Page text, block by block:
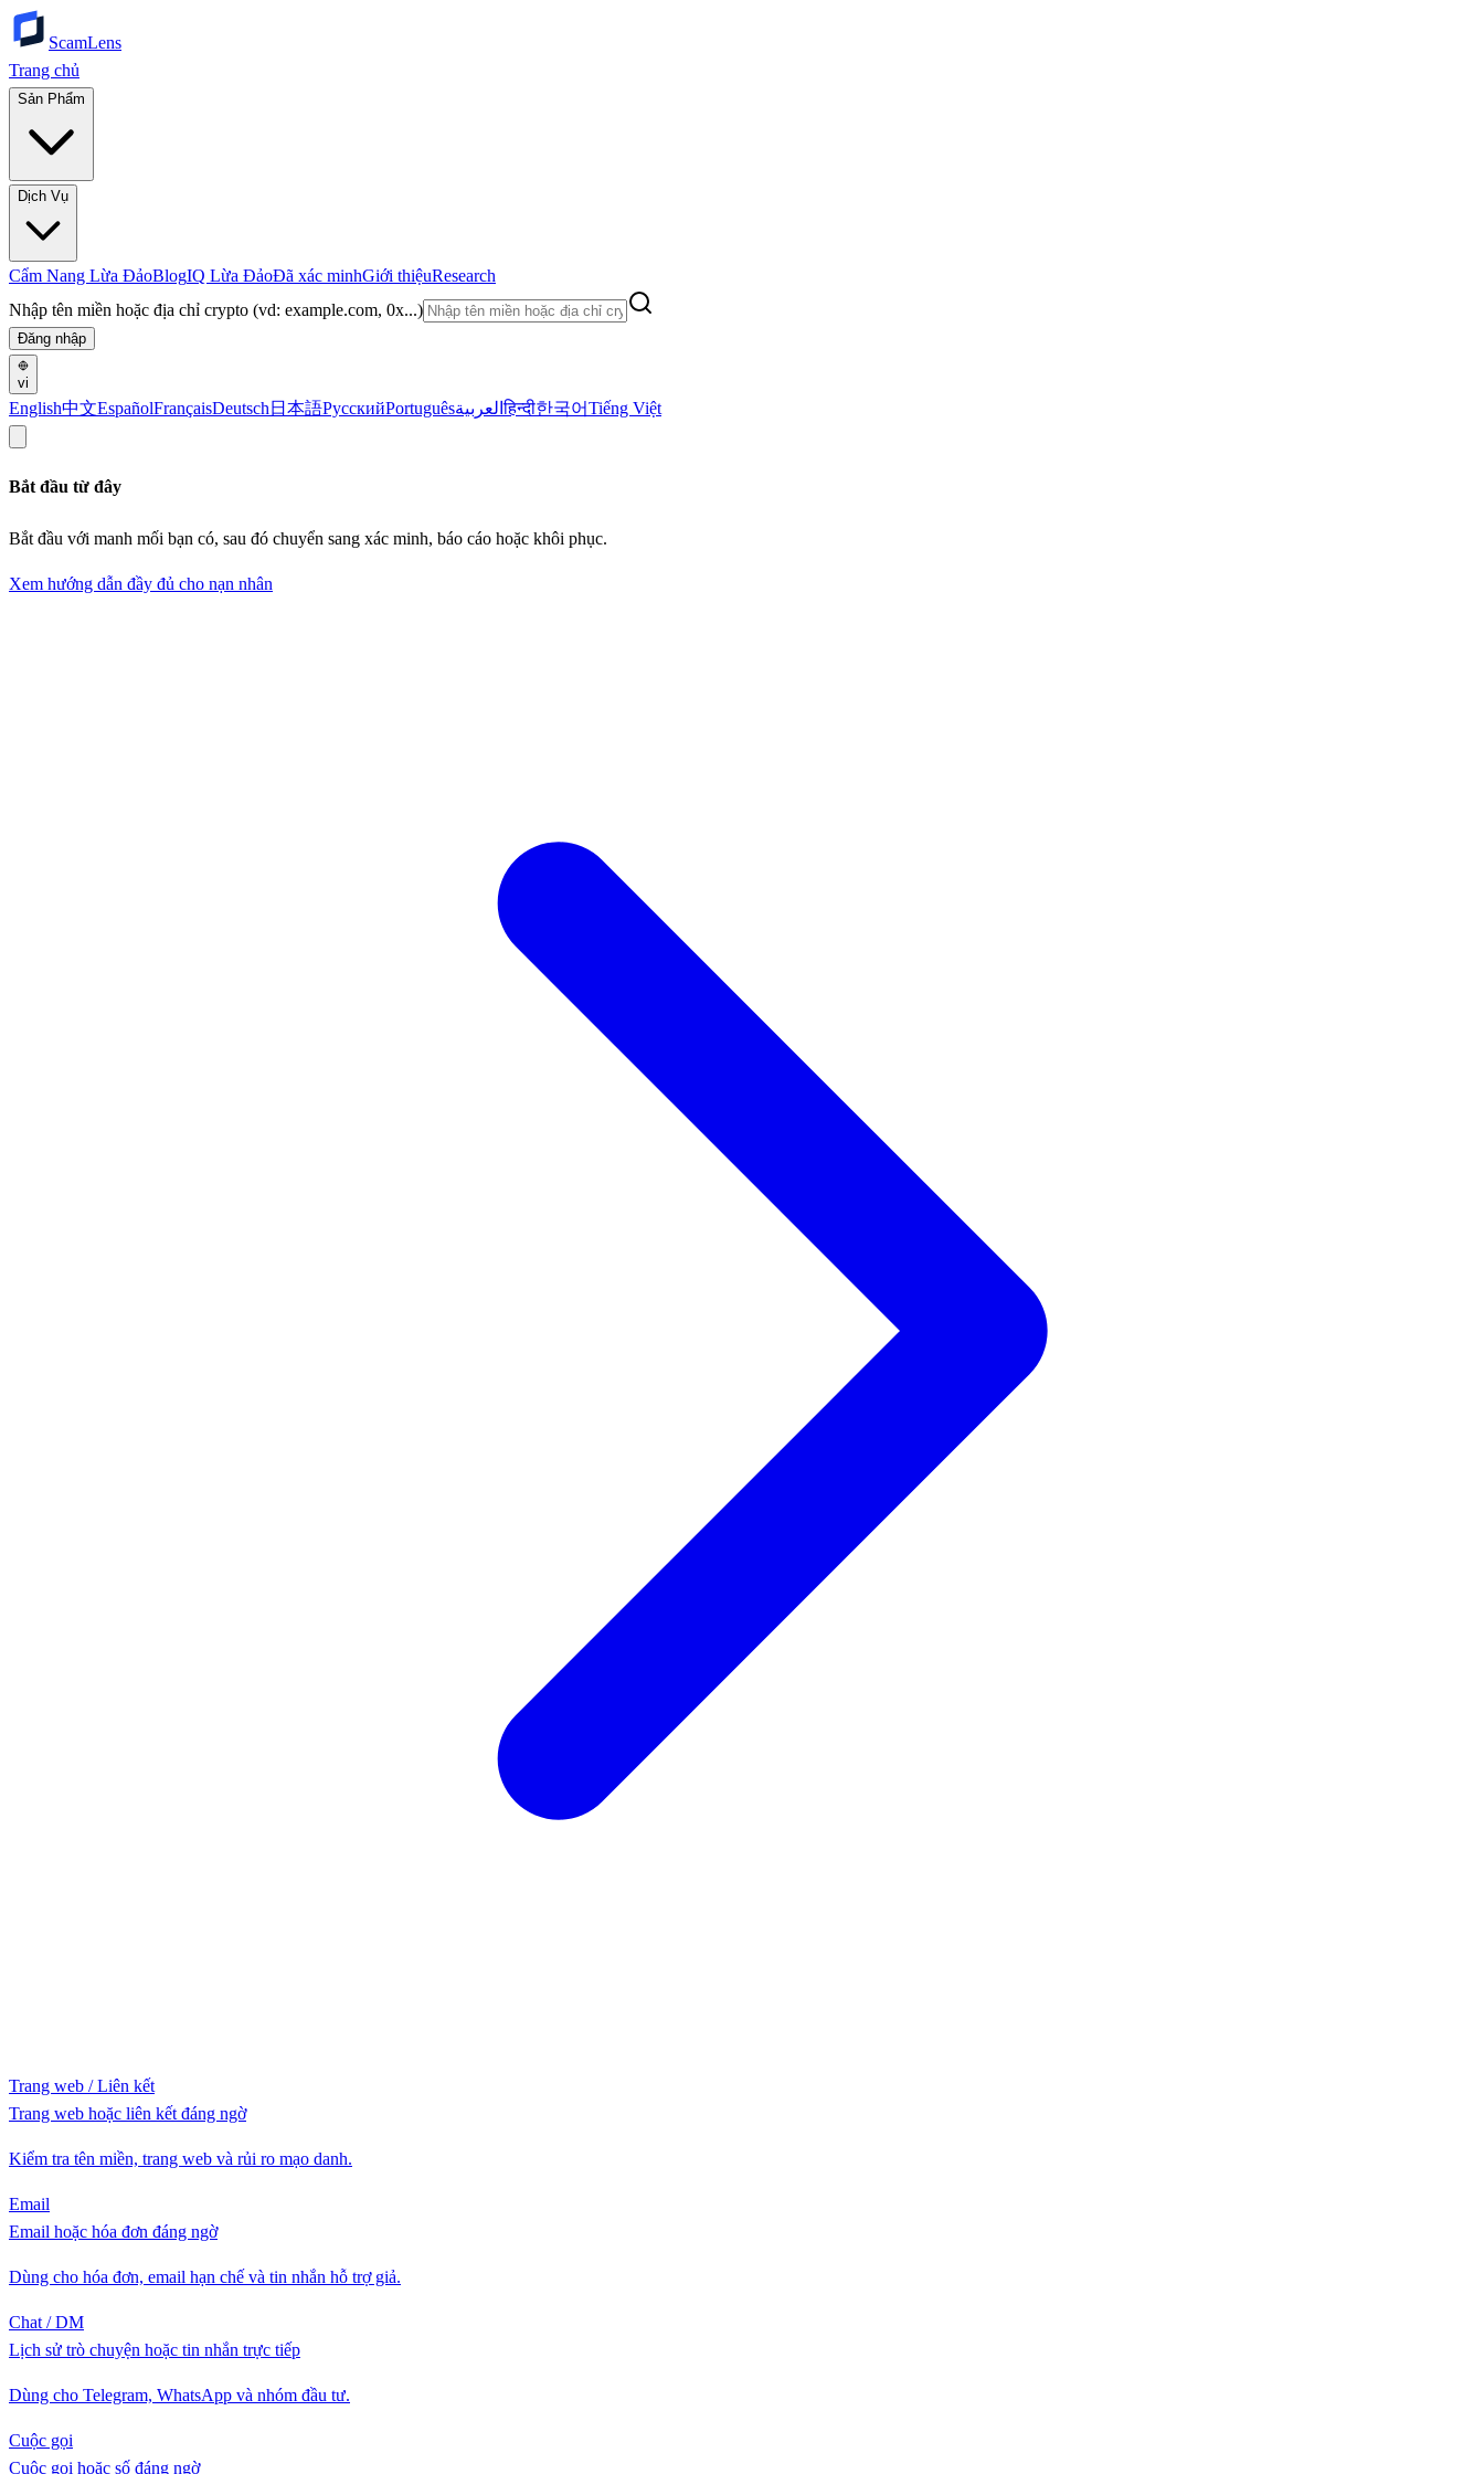
ScamLens
Trang chủ
Sản Phẩm
Dịch Vụ
Cẩm Nang Lừa ĐảoBlogIQ Lừa ĐảoĐã xác minhGiới thiệuResearch
Nhập tên miền hoặc địa chỉ crypto (vd: example.com, 0x...)
Đăng nhập
vi
English中文EspañolFrançaisDeutsch 日本語РусскийPortuguêsالعربيةहिन्दी한국어Tiếng Việt
Bắt đầu từ đây
Bắt đầu với manh mối bạn có, sau đó chuyển sang xác minh, báo cáo hoặc khôi phục.
Xem hướng dẫn đầy đủ cho nạn nhân
Trang web / Liên kết
Trang web hoặc liên kết đáng ngờ
Kiểm tra tên miền, trang web và rủi ro mạo danh.
Email
Email hoặc hóa đơn đáng ngờ
Dùng cho hóa đơn, email hạn chế và tin nhắn hỗ trợ giả.
Chat / DM
Lịch sử trò chuyện hoặc tin nhắn trực tiếp
Dùng cho Telegram, WhatsApp và nhóm đầu tư.
Cuộc gọi
Cuộc gọi hoặc số đáng ngờ